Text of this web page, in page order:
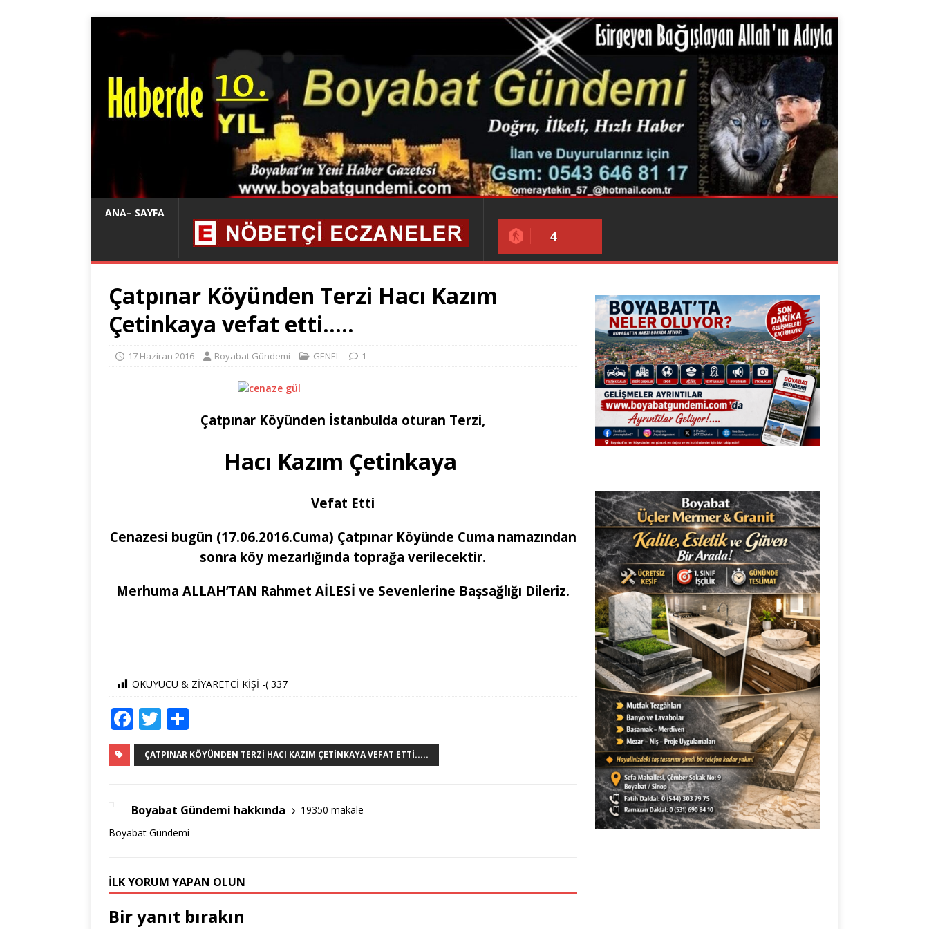
ANA– SAYFA
4
Çatpınar Köyünden Terzi Hacı Kazım
Çetinkaya vefat etti…..
17 Haziran 2016 Boyabat Gündemi GENEL 1
Çatpınar Köyünden İstanbulda oturan Terzi,
Hacı Kazım Çetinkaya
Vefat Etti
Cenazesi bugün (17.06.2016.Cuma) Çatpınar Köyünde Cuma namazından
sonra köy mezarlığında toprağa verilecektir.
Merhuma ALLAH’TAN Rahmet AİLESİ ve Sevenlerine Başsağlığı Dileriz.
OKUYUCU & ZİYARETCİ KİŞİ -( 337
F
a
c
b
o
k
T
w
it
r
h
ar
ÇATPINAR KÖYÜNDEN TERZI HACI KAZIM ÇETINKAYA VEFAT ETTI.....
Boyabat Gündemi hakkında
19350 makale
Boyabat Gündemi
İLK YORUM YAPAN OLUN
Bir yanıt bırakın